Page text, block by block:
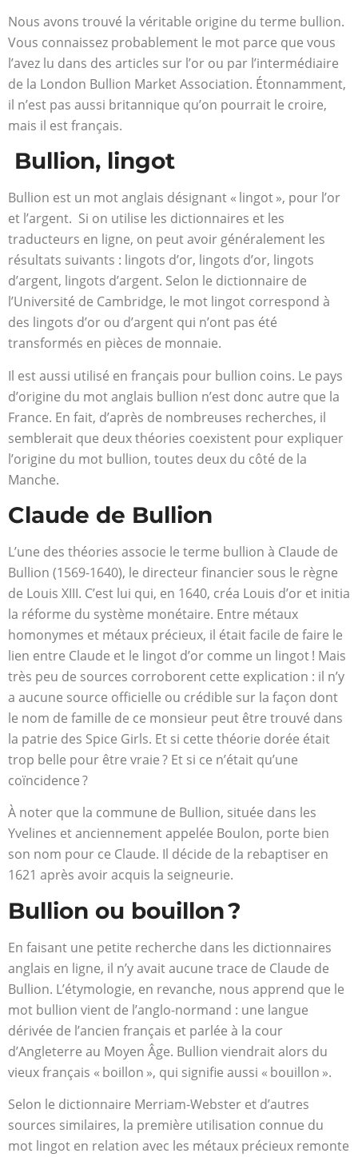
Nous avons trouvé la véritable origine du terme bullion.
Vous connaissez probablement le mot parce que vous
l’avez lu dans des articles sur l’or ou par l’intermédiaire
de la London Bullion Market Association. Étonnamment,
il n’est pas aussi britannique qu’on pourrait le croire,
mais il est français.
Bullion, lingot
Bullion est un mot anglais désignant « lingot », pour l’or
et l’argent. Si on utilise les dictionnaires et les
traducteurs en ligne, on peut avoir généralement les
résultats suivants : lingots d’or, lingots d’or, lingots
d’argent, lingots d’argent. Selon le dictionnaire de
l’Université de Cambridge, le mot lingot correspond à
des lingots d’or ou d’argent qui n’ont pas été
transformés en pièces de monnaie.
Il est aussi utilisé en français pour bullion coins. Le pays
d’origine du mot anglais bullion n’est donc autre que la
France. En fait, d’après de nombreuses recherches, il
semblerait que deux théories coexistent pour expliquer
l’origine du mot bullion, toutes deux du côté de la
Manche.
Claude de Bullion
L’une des théories associe le terme bullion à Claude de
Bullion (1569-1640), le directeur financier sous le règne
de Louis XIII. C’est lui qui, en 1640, créa Louis d’or et initia
la réforme du système monétaire. Entre métaux
homonymes et métaux précieux, il était facile de faire le
lien entre Claude et le lingot d’or comme un lingot ! Mais
très peu de sources corroborent cette explication : il n’y
a aucune source officielle ou crédible sur la façon dont
le nom de famille de ce monsieur peut être trouvé dans
la patrie des Spice Girls. Et si cette théorie dorée était
trop belle pour être vraie ? Et si ce n’était qu’une
coïncidence ?
À noter que la commune de Bullion, située dans les
Yvelines et anciennement appelée Boulon, porte bien
son nom pour ce Claude. Il décide de la rebaptiser en
1621 après avoir acquis la seigneurie.
Bullion ou bouillon ?
En faisant une petite recherche dans les dictionnaires
anglais en ligne, il n’y avait aucune trace de Claude de
Bullion. L’étymologie, en revanche, nous apprend que le
mot bullion vient de l’anglo-normand : une langue
dérivée de l’ancien français et parlée à la cour
d’Angleterre au Moyen Âge. Bullion viendrait alors du
vieux français « boillon », qui signifie aussi « bouillon ».
Selon le dictionnaire Merriam-Webster et d’autres
sources similaires, la première utilisation connue du
mot lingot en relation avec les métaux précieux remonte